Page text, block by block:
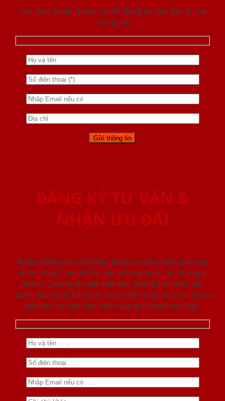
Vui lòng nhập thông tin để đăng ký làm đại lý của
chúng tôi
ĐĂNG KÝ TƯ VẤN &
NHẬN ƯU ĐÃI
Nhập thông tin để nhận được tư vấn miễn phí qua
điện thoại / email/ tại văn phòng hoặc tại nhà quý
khách. Chúng tôi cam kết mọi thông tin nhập vào
dưới đây được bảo mật tuyệt đối cũng như chỉ phục vụ
yêu cầu tư vấn duy nhất của quý khách tại đây.